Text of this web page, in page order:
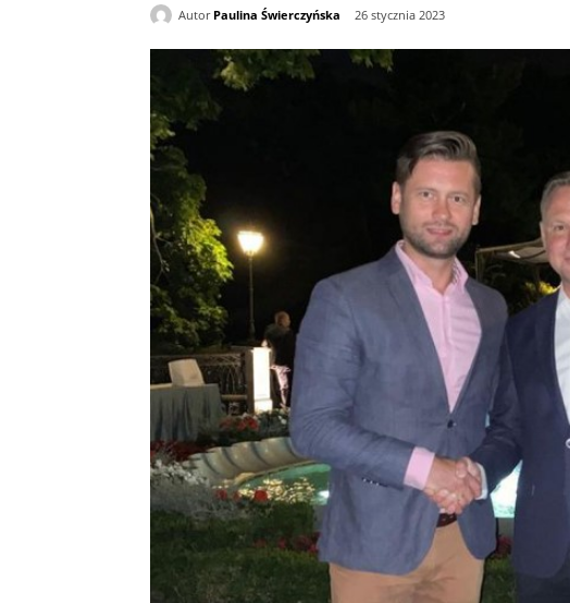
Autor Paulina Świerczyńska 26 stycznia 2023